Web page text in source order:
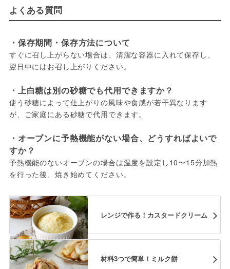
よくある質問
・保存期間・保存方法について
すぐに召し上がらない場合は、清潔な容器に入れて保存し、
翌日中にはお召し上がりください。
・上白糖は別の砂糖でも代用できますか？
使う砂糖によって仕上がりの風味や食感が若干異なります
が、ご家庭にある砂糖で代用できます。
・オーブンに予熱機能がない場合、どうすればよいで
すか？
予熱機能のないオーブンの場合は温度を設定し10〜15分加熱
を行った後、焼き始めてください。
レンジで作る！カスタードクリーム
材料3つで簡単！ミルク餅